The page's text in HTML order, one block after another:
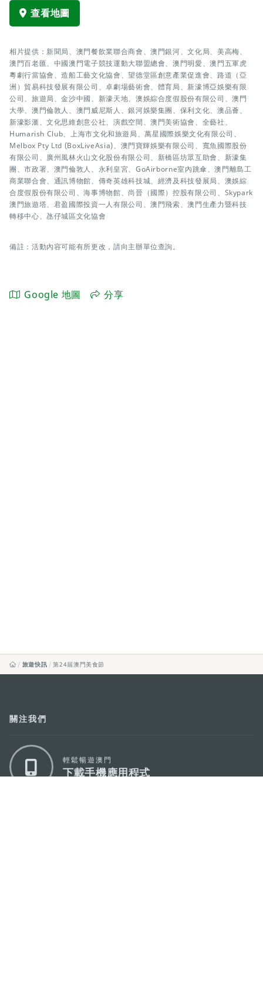
查看地圖
相片提供：新聞局、澳門餐飲業聯合商會、澳門銀河、文化局、美高梅、
澳門百老匯、中國澳門電子競技運動大聯盟總會、澳門明愛、澳門五軍虎
粵劇行當協會、造船工藝文化協會、望德堂區創意產業促進會、路道（亞
洲）貿易科技發展有限公司、卓劇場藝術會、體育局、新濠博亞娛樂有限
公司、旅遊局、金沙中國、新濠天地、澳娛綜合度假股份有限公司、澳門
大學、澳門倫敦人、澳門威尼斯人、銀河娛樂集團、保利文化、澳品薈、
新濠影滙、文化思維創意公社、演戲空間、澳門美術協會、全藝社、
Humarish Club、上海市文化和旅遊局、萬星國際娛樂文化有限公司、
Melbox Pty Ltd (BoxLiveAsia)、澳門寶輝娛樂有限公司、寬魚國際股份
有限公司、廣州風林火山文化股份有限公司、新橋區坊眾互助會、新濠集
團、市政署、澳門倫敦人、永利皇宮、GoAirborne室內跳傘、澳門離島工
商業聯合會、通訊博物館、傳奇英雄科技城、經濟及科技發展局、澳娛綜
合度假股份有限公司、海事博物館、尚晉（國際）控股有限公司、Skypark
澳門旅遊塔、君盈國際投資一人有限公司、澳門飛索、澳門生產力暨科技
轉移中心、氹仔城區文化協會
備註：活動內容可能有所更改，請向主辦單位查詢。
Google 地圖 分享
旅遊快訊 第24屆澳門美食節
關注我們
輕鬆暢遊澳門
下載手機應用程式